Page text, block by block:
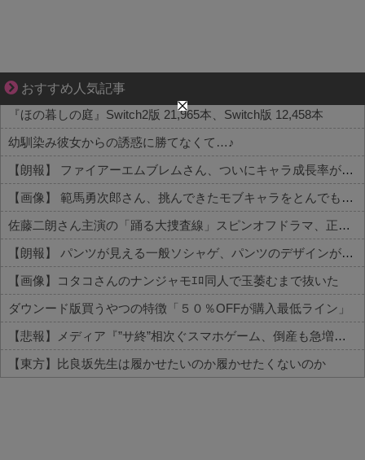
おすすめ人気記事
ずっと好き。俺はストーカーなんかじゃない。
『ほの暮しの庭』Switch2版 21,965本、Switch版 12,458本
幼馴染み彼女からの誘惑に勝てなくて…♪
【朗報】 ファイアーエムブレムさん、ついにキャラ成長率がゲーム内で見れるようになる
【画像】 範馬勇次郎さん、挑んできたモブキャラをとんでもない目に合わせてしまう
佐藤二朗さん主演の「踊る大捜査線」スピンオフドラマ、正式に中止との報道
【朗報】 パンツが見える一般ソシャゲ、パンツのデザインが上方修正される
【画像】コタコさんのナンジャモｴﾛ同人で玉萎むまで抜いた
ダウンード版買うやつの特徴「５０％OFFが購入最低ライン」
【悲報】メディア『”サ終”相次ぐスマホゲーム、倒産も急増。過去最多ペースで推移』
【東方】比良坂先生は履かせたいのか履かせたくないのか